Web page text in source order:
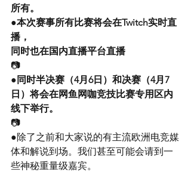
所有。
●本次赛事所有比赛将会在Twitch实时直
播，
同时也在国内直播平台直播
📷
● 同时半决赛（4月6日）和决赛（4月7
日）将会在网鱼网咖竞技比赛专用区内
线下举行。
📷
●除了之前和大家说的有主流欧洲电竞媒
体和解说到场。我们甚至可能会请到一
些神秘重量级嘉宾。